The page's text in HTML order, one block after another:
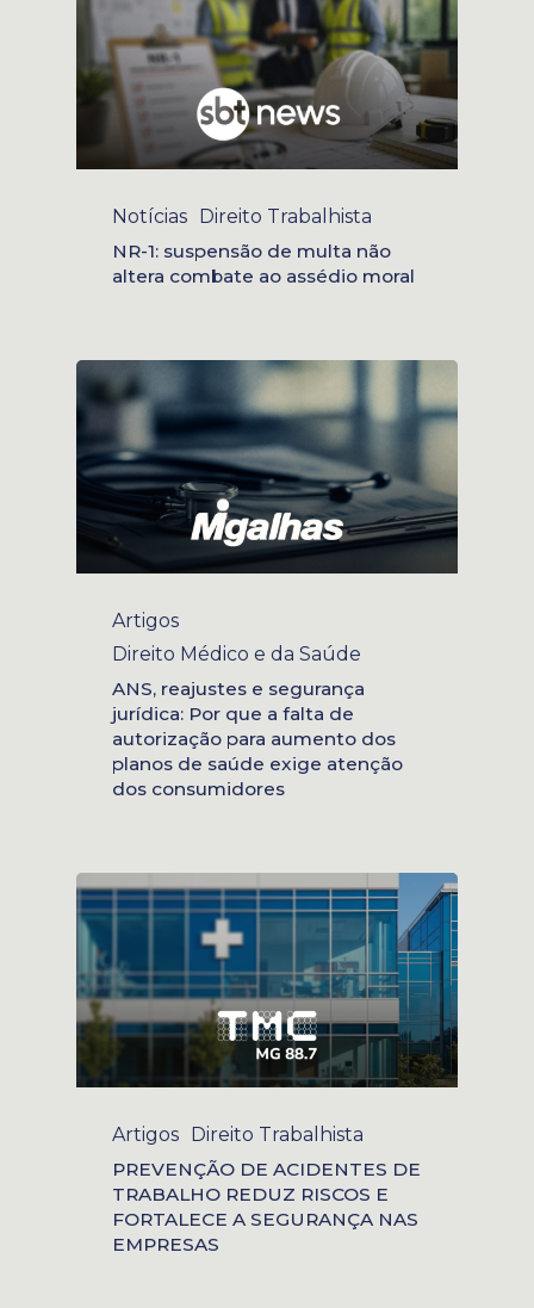
Notícias Direito Trabalhista
NR-1: suspensão de multa não
altera combate ao assédio moral
Artigos
Direito Médico e da Saúde
ANS, reajustes e segurança
jurídica: Por que a falta de
autorização para aumento dos
planos de saúde exige atenção
dos consumidores
Artigos
Direito Trabalhista
PREVENÇÃO DE ACIDENTES DE
TRABALHO REDUZ RISCOS E
FORTALECE A SEGURANÇA NAS
EMPRESAS